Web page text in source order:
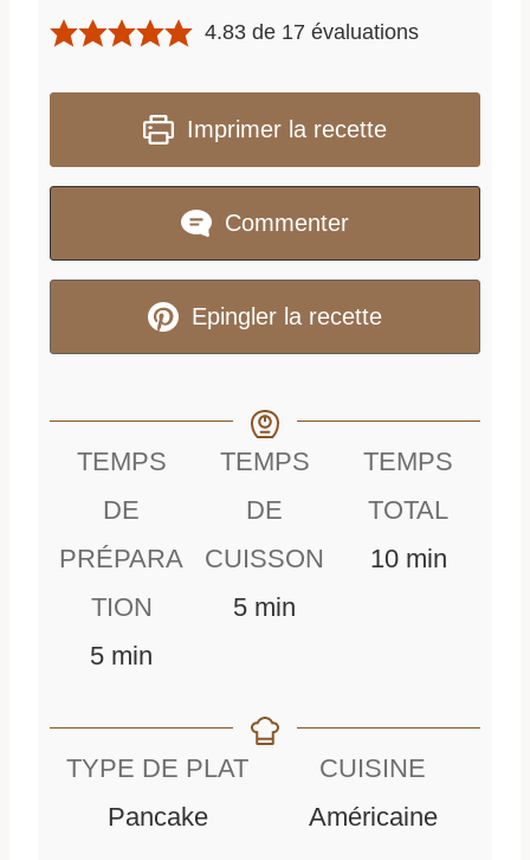
4.83 de 17 évaluations
Imprimer la recette
Commenter
Epingler la recette
TEMPS
DE
PRÉPARA
TION
5m
n
u
min
TEMPS
DE
CUISSON
5m
u
min
TEMPS
TOTAL
10m
t
e
min
TYPE DE PLAT
Pancake
CUISINE
Américaine